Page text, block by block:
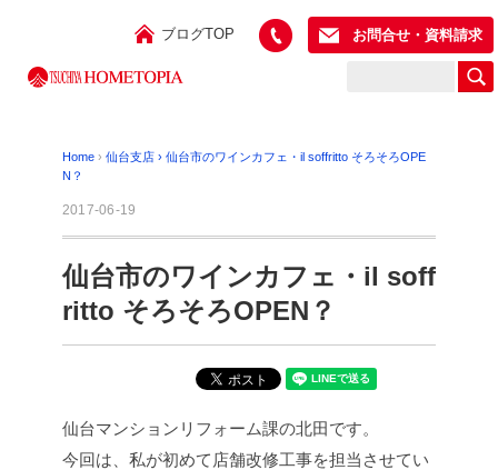
ブログTOP お問合せ・資料請求
Home › 仙台支店 › 仙台市のワインカフェ・il soffritto そろそろOPE
N？
2017-06-19
仙台市のワインカフェ・il soff
ritto そろそろOPEN？
仙台マンションリフォーム課の北田です。
今回は、私が初めて店舗改修工事を担当させてい